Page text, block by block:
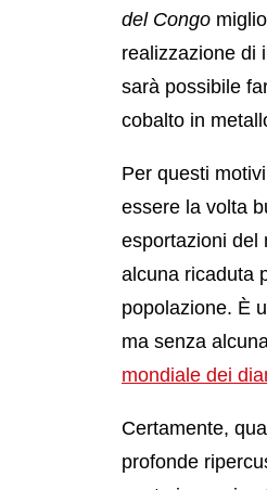
del Congo
realizzazione di
sarà possibile
cobalto in
Per questi
essere la volta
esportazioni del
alcuna ricaduta
popolazione. È
ma senza
mondiale dei
Certamente,
profonde